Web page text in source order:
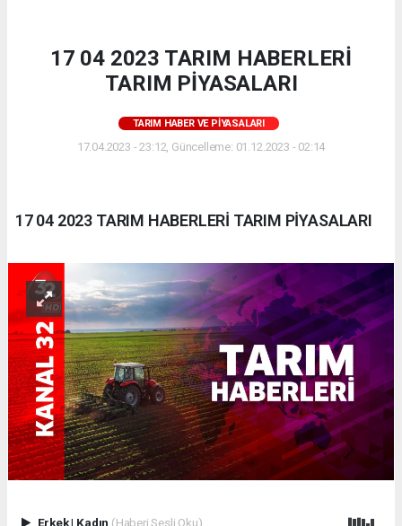
17 04 2023 TARIM HABERLERİ
TARIM PİYASALARI
TARIM HABER VE PIYASALARI
17.04.2023 - 23:12, Güncelleme: 01.12.2023 - 02:14
17 04 2023 TARIM HABERLERİ TARIM PİYASALARI
Erkek| Kadın (Haberi Sesli Oku)